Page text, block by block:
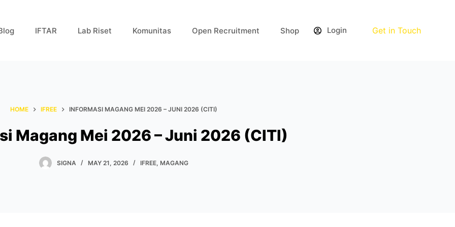
IFTAR Lab Riset Komunitas Open Recruitment Shop Login Get in Touch
HOME IFREE INFORMASI MAGANG MEI 2026 – JUNI 2026 (CITI)
Magang Mei 2026 – Juni 2026 (CITI)
SIGNA MAY 21, 2026 IFREE, MAGANG